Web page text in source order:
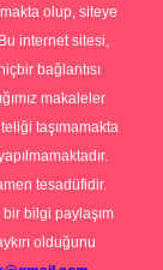
olup, siteye
internet sitesi,
bağlantısı
makaleler
taşımamakta
tesadüfidir.
bilgi paylaşım
olduğunu